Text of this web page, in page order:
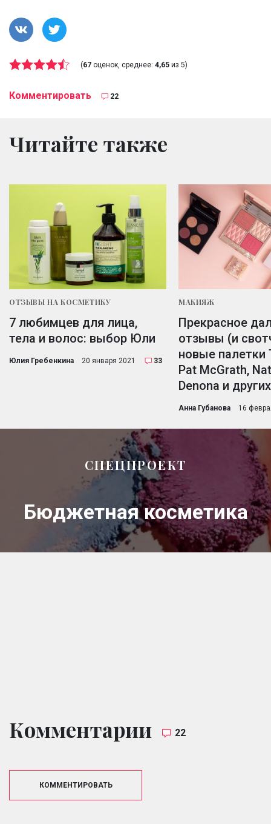
(67 оценок, среднее: 4,65 из 5)
Комментировать 22
Читайте также
ОТЗЫВЫ НА КОСМЕТИКУ
7 любимцев для лица,
тела и волос: выбор Юли
Юлия Гребенкина 20 января 2021 33
МАКИЯЖ
Прекрасное
отзывы (и
новые палетки
Pat McGrath,
Denona и других
Анна Губанова 16
СПЕЦПРОЕКТ
Бюджетная косметика
Комментарии 22
КОММЕНТИРОВАТЬ